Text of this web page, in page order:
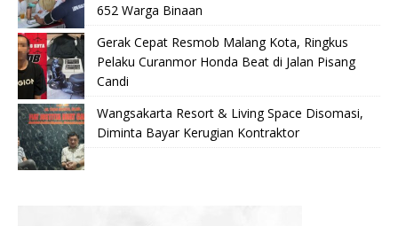
652 Warga Binaan
Gerak Cepat Resmob Malang Kota, Ringkus
Pelaku Curanmor Honda Beat di Jalan Pisang
Candi
Wangsakarta Resort & Living Space Disomasi,
Diminta Bayar Kerugian Kontraktor